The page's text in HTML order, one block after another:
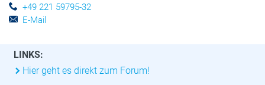
+49 221 59795-32
E-Mail
LINKS:
Hier geht es direkt zum Forum!